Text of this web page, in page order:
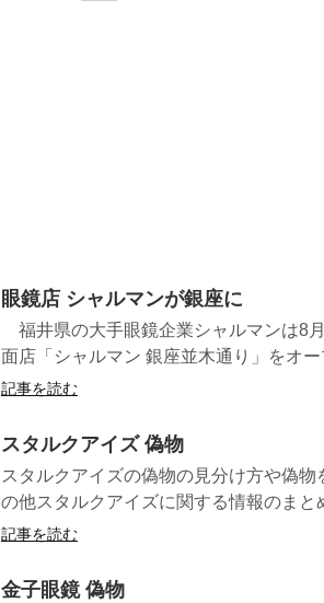
眼鏡店 シャルマンが銀座に
福井県の大手眼鏡企業シャルマンは8
面店「シャルマン 銀座並木通り」をオ
記事を読む
スタルクアイズ 偽物
スタルクアイズの偽物の見分け方や偽
の他スタルクアイズに関する情報のまと
記事を読む
金子眼鏡 偽物